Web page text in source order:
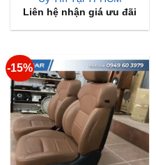
Liên hệ nhận giá ưu đãi
-15%